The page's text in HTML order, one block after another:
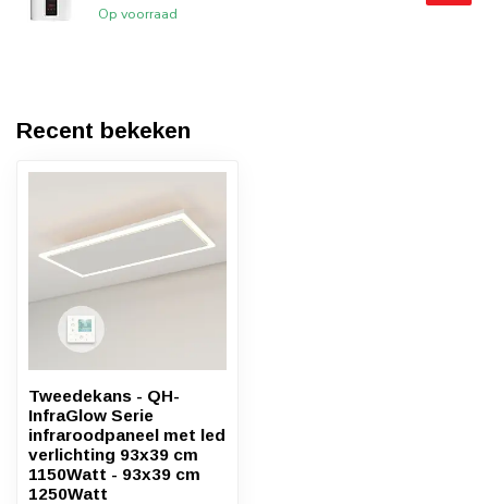
Op voorraad
Recent bekeken
Tweedekans - QH-
InfraGlow Serie
infraroodpaneel met led
verlichting 93x39 cm
1150Watt - 93x39 cm
1250Watt